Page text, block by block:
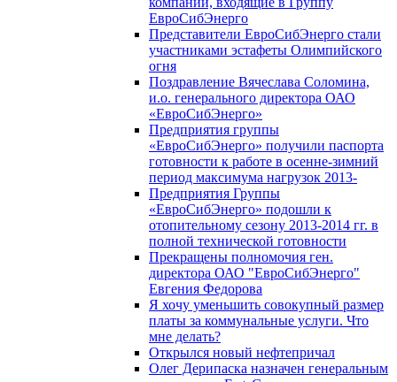
ЕвроСибЭнерго
Представители ЕвроСибЭнерго стали
участниками эстафеты Олимпийского
огня
Поздравление Вячеслава Соломина,
и.о. генерального директора ОАО
«ЕвроСибЭнерго»
Предприятия группы
«ЕвроСибЭнерго» получили паспорта
готовности к работе в осенне-зимний
период максимума нагрузок 2013-
Предприятия Группы
«ЕвроСибЭнерго» подошли к
отопительному сезону 2013-2014 гг. в
полной технической готовности
Прекращены полномочия ген.
директора ОАО "ЕвроСибЭнерго"
Евгения Федорова
Я хочу уменьшить совокупный размер
платы за коммунальные услуги. Что
мне делать?
Открылся новый нефтепричал
Олег Дерипаска назначен генеральным